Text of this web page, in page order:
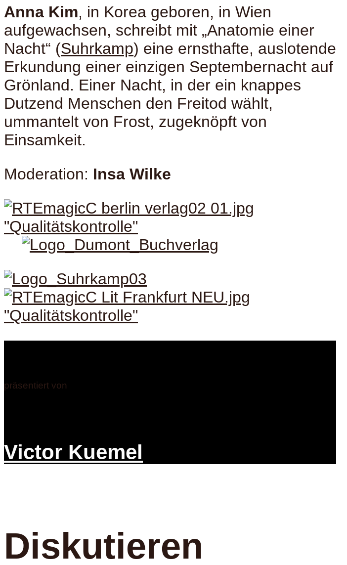
Anna Kim, in Korea geboren, in Wien
aufgewachsen, schreibt mit „Anatomie einer
Nacht“ (Suhrkamp) eine ernsthafte, auslotende
Erkundung einer einzigen Septembernacht auf
Grönland. Einer Nacht, in der ein knappes
Dutzend Menschen den Freitod wählt,
ummantelt von Frost, zugeknöpft von
Einsamkeit.
Moderation: Insa Wilke
präsentiert von
Victor Kuemel
Diskutieren